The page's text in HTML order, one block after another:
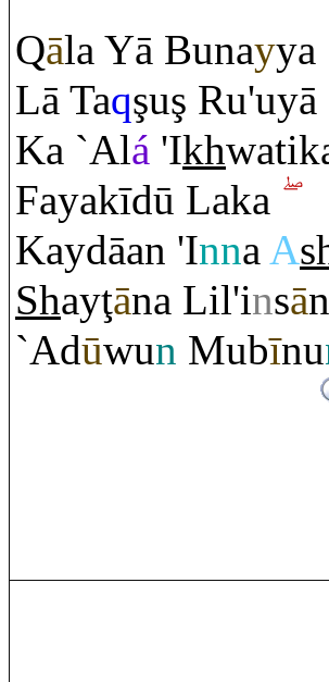
Qāla Yā Bunayya
Lā Taqşuş Ru'uyā
Ka `Alá 'Ikh
Fayakīdū Laka
Kaydāan 'InnaA
Shayţāna Lil'insā
`Adūwun Mubīnu